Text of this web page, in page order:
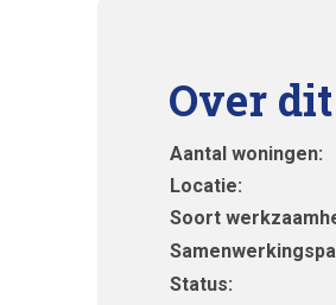
Over
Aantal woningen:
Locatie:
Soort
Status: